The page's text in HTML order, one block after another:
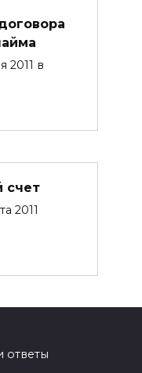
2011 в
счет
2011
ответы